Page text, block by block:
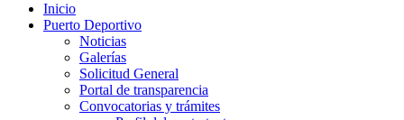
Inicio
Puerto Deportivo
Noticias
Galerías
Solicitud General
Portal de transparencia
Convocatorias y trámites